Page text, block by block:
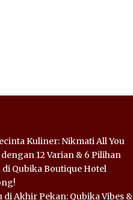
Kuliner: Nikmati All You
dengan 12 Varian & 6 Pilihan
di Qubika Boutique Hotel
di Akhir Pekan: Qubika Vibes &